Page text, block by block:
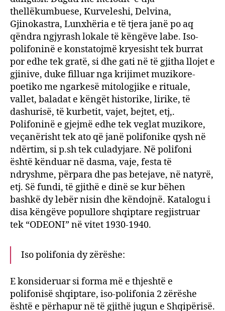
thellëkumbuese, Kurveleshi, Delvina,
Gjinokastra, Lunxhëria e të tjera janë po aq
qëndra ngjyrash lokale të këngëve labe. Iso-
polifoninë e konstatojmë kryesisht tek burrat
por edhe tek gratë, si dhe gati në të gjitha llojet e
gjinive, duke filluar nga krijimet muzikore-
poetiko me ngarkesë mitologjike e rituale,
vallet, baladat e këngët historike, lirike, të
dashurisë, të kurbetit, vajet, bejtet, etj,.
Polifoninë e gjejmë edhe tek veglat muzikore,
veçanërisht tek ato që janë polifonike qysh në
ndërtim, si p.sh tek culadyjare. Në polifoni
është kënduar në dasma, vaje, festa të
ndryshme, përpara dhe pas betejave, në natyrë,
etj. Së fundi, të gjithë e dinë se kur bëhen
bashkë dy lebër nisin dhe këndojnë. Katalogu i
disa këngëve popullore shqiptare regjistruar
tek “ODEONI” në vitet 1930-1940.
Iso polifonia dy zërëshe:
E konsideruar si forma më e thjeshtë e
polifonisë shqiptare, iso-polifonia 2 zërëshe
është e përhapur në të gjithë jugun e Shqipërisë.